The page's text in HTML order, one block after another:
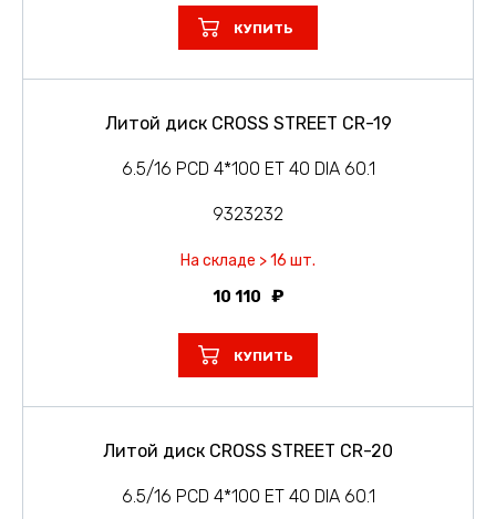
КУПИТЬ
Литой диск CROSS STREET CR-19
6.5/16 PCD 4*100 ET 40 DIA 60.1
9323232
На складе > 16 шт.
10 110
КУПИТЬ
Литой диск CROSS STREET CR-20
6.5/16 PCD 4*100 ET 40 DIA 60.1